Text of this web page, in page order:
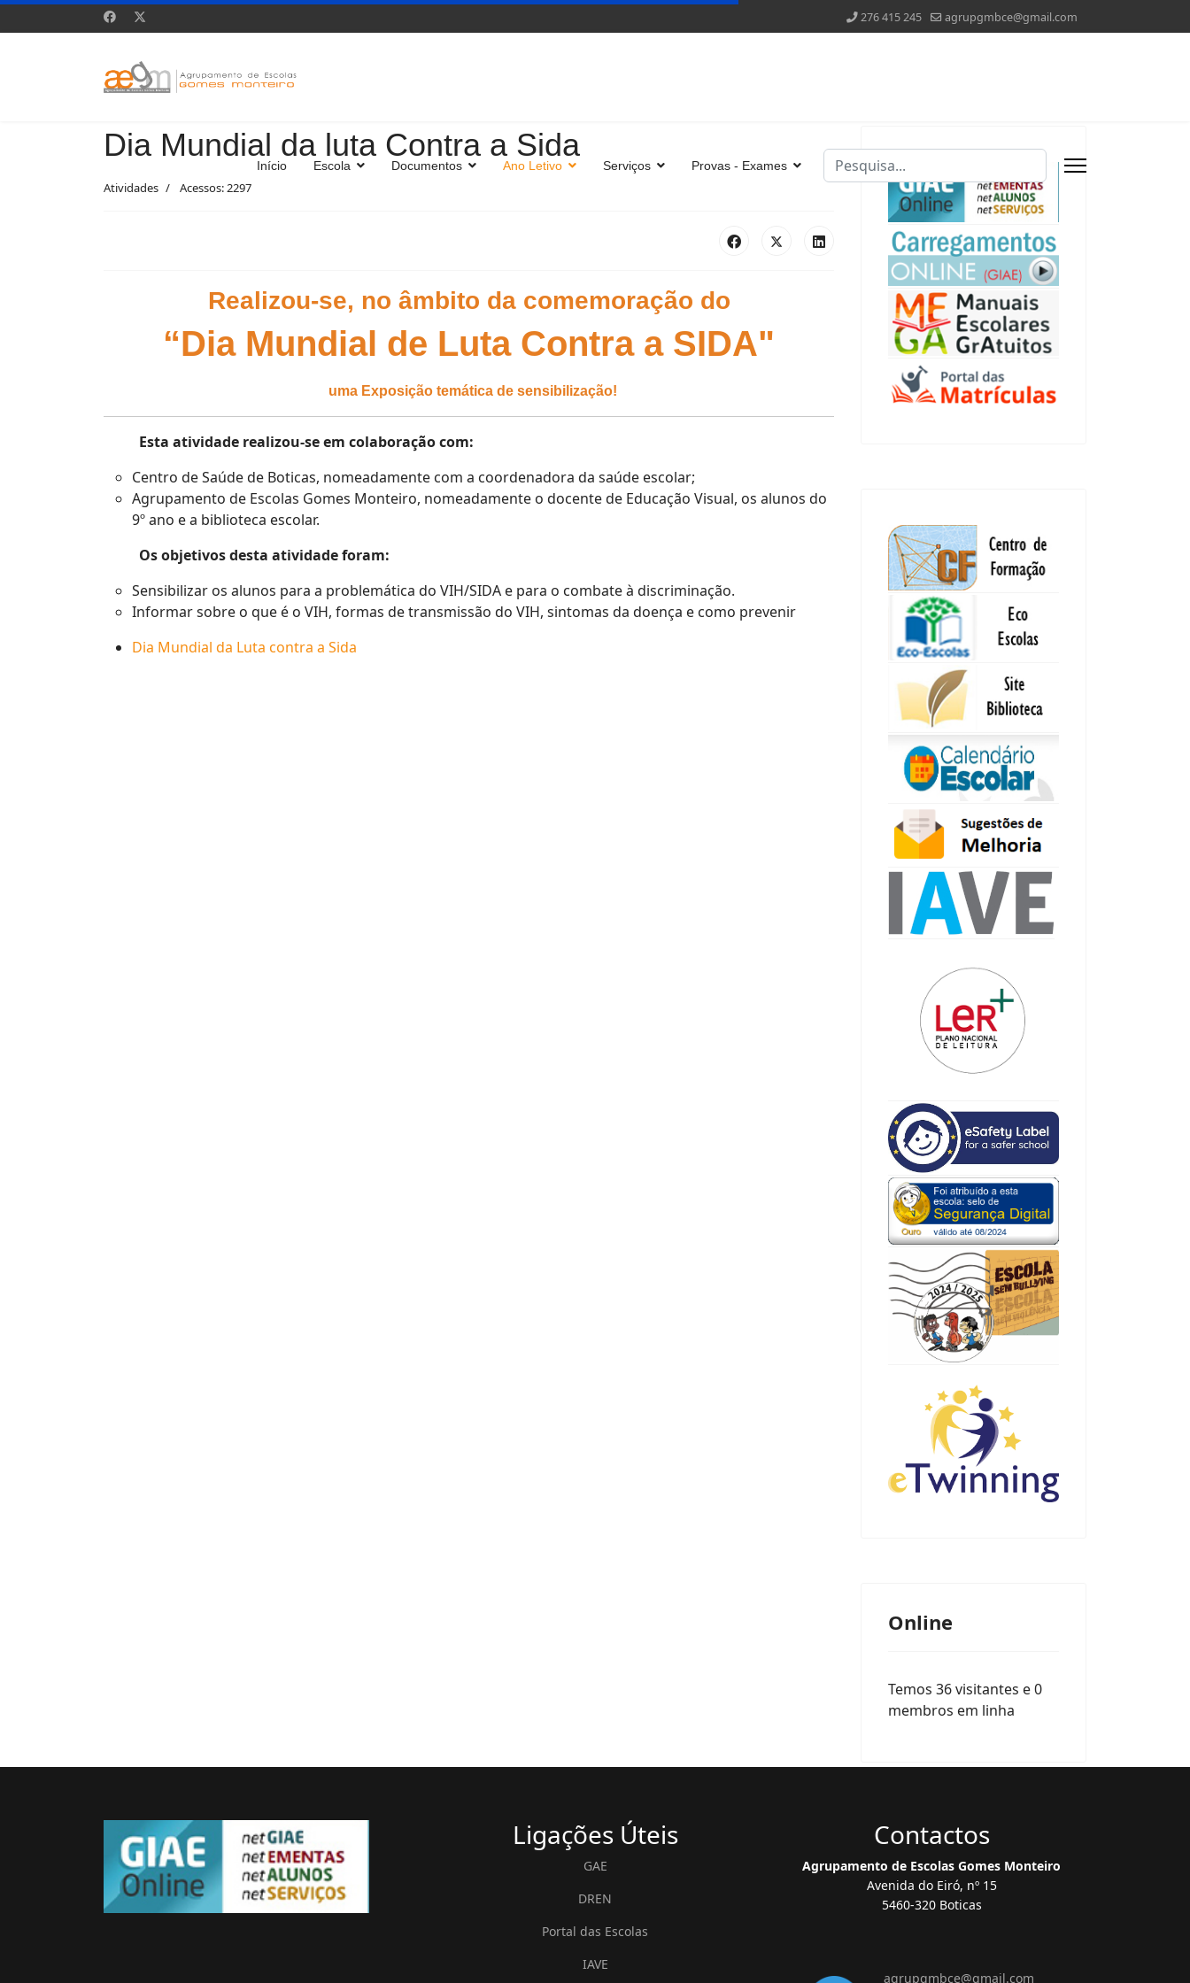
276 415 245 agrupgmbce@gmail.com
Início Escola Documentos Ano Letivo Serviços Provas - Exames
Pesquisar
Type 2 or more characters for results.
Dia Mundial da luta Contra a Sida
Atividades Acessos: 2297
Realizou-se, no âmbito da comemoração do
“Dia Mundial de Luta Contra a SIDA"
uma Exposição temática de sensibilização!
Esta atividade realizou-se em colaboração com:
Centro de Saúde de Boticas, nomeadamente com a coordenadora da saúde escolar;
Agrupamento de Escolas Gomes Monteiro, nomeadamente o docente de Educação Visual, os alunos do
9º ano e a biblioteca escolar.
Os objetivos desta atividade foram:
Sensibilizar os alunos para a problemática do VIH/SIDA e para o combate à discriminação.
Informar sobre o que é o VIH, formas de transmissão do VIH, sintomas da doença e como prevenir
Dia Mundial da Luta contra a Sida
Online
Temos 36 visitantes e 0
membros em linha
LigaçõesÚteis
GAE
DREN
Portal das Escolas
IAVE
Contactos
Agrupamento de Escolas Gomes Monteiro
Avenida do Eiró, nº 15
5460-320 Boticas
agrupgmbce@gmail.com